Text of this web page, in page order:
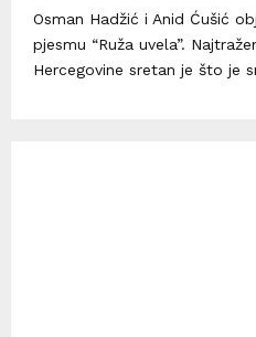
Osman Hadžić i Anid Ćušić
pjesmu “Ruža uvela”.
Hercegovine sretan je što je